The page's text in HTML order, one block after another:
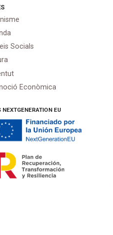
Socials
Econòmica
NEXTGENERATION EU